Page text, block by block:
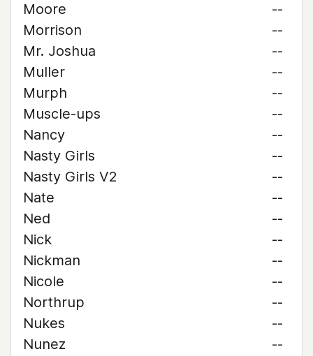
Moore
--
Morrison
--
Mr. Joshua
--
Muller
--
Murph
--
Muscle-ups
--
Nancy
--
Nasty Girls
--
Nasty Girls V2
--
Nate
--
Ned
--
Nick
--
Nickman
--
Nicole
--
Northrup
--
Nukes
--
Nunez
--